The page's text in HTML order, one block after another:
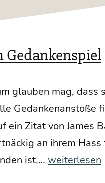
Gedankenspiel
glau­ben mag, dass
Gedan­ken­an­stö­ße
ein Zitat von James
an ihrem
ist,… Wut
weiterlesen